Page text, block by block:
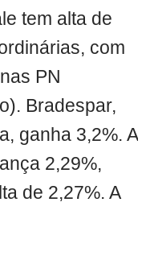
tem alta de
com
PN
Bradespar,
ganha 3,2%. A
2,29%,
de 2,27%. A